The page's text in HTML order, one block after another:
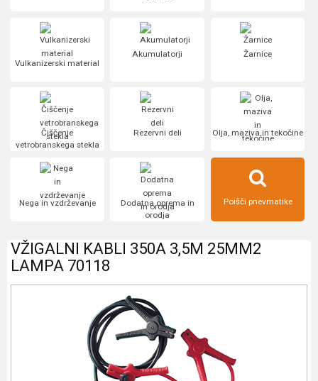
Vulkanizerski material
Akumulatorji Žarnice
Čiščenje
vetrobranskega stekla
Rezervni deli Olja, maziva in tekočine
Nega in vzdrževanje
Dodatna oprema in
orodja
Poišči pnevmatike
VŽIGALNI KABLI 350A 3,5M 25MM2
LAMPA 70118